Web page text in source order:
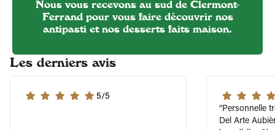
Nous vous recevons au sud de Clermont-
Ferrand pour vous faire découvrir nos
antipasti et nos desserts faits maison.
Les derniers avis
5/5
Personnelle
Del Arte